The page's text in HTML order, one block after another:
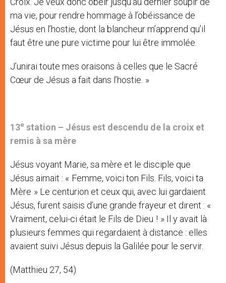
ma vie, pour rendre hommage à l’obéissance de
Jésus en l’hostie, dont la blancheur m’apprend qu’il
faut être une pure victime pour lui être immolée.
J’unirai toute mes oraisons à celles que le Sacré
Cœur de Jésus a fait dans l’hostie. »
13e station – Jésus est descendu de la croix et
remis à sa mère
Jésus voyant Marie, sa mère et le disciple que
Jésus aimait : « Femme, voici ton Fils. Fils, voici ta
Mère » Le centurion et ceux qui, avec lui gardaient
Jésus, furent saisis d’une grande frayeur et dirent : «
Vraiment, celui-ci était le Fils de Dieu ! » Il y avait là
plusieurs femmes qui regardaient à distance : elles
avaient suivi Jésus depuis la Galilée pour le servir.
(Matthieu 27, 54)